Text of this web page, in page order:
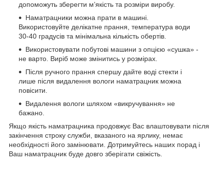
допоможуть зберегти м’якість та розміри виробу.
Наматрацники можна прати в машині.
Використовуйте делікатне прання, температура води
30-40 градусів та мінімальна кількість обертів.
Використовувати побутові машини з опцією «сушка» -
не варто. Виріб може змінитись у розмірах.
Після ручного прання спершу дайте воді стекти і
лише після видалення вологи наматрацник можна
повісити.
Видалення вологи шляхом «викручування» не
бажано.
Якщо якість наматрацника продовжує Вас влаштовувати після
закінчення строку служби, вказаного на ярлику, немає
необхідності його замінювати. Дотримуйтесь наших порад і
Ваш наматрацник буде довго зберігати свіжість.